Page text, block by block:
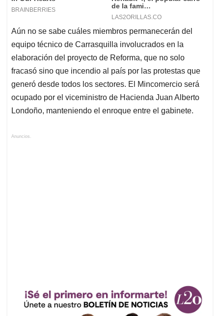
Aún no se sabe cuáles miembros permanecerán del
equipo técnico de Carrasquilla involucrados en la
elaboración del proyecto de Reforma, que no solo
fracasó sino que incendio al país por las protestas que
generó desde todos los sectores. El Mincomercio será
ocupado por el viceministro de Hacienda Juan Alberto
Londoño, manteniendo el enroque entre el gabinete.
Anuncios.